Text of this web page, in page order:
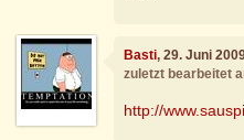
Basti, 29. Juni
zuletzt bearbeitet
http://